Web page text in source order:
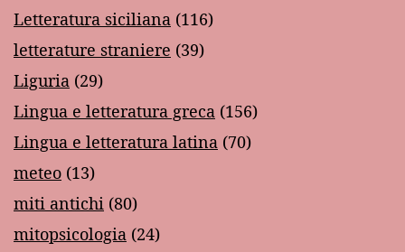
Letteratura siciliana (116)
letterature straniere (39)
Liguria (29)
Lingua e letteratura greca (156)
Lingua e letteratura latina (70)
meteo (13)
miti antichi (80)
mitopsicologia (24)